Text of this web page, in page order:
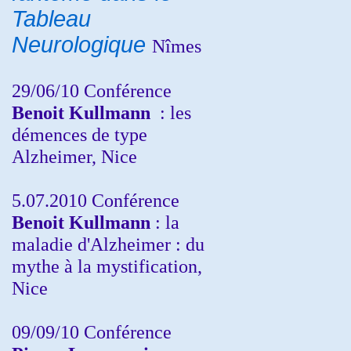
Tableau
Neurologique Nîmes
29/06/10 Conférence
Benoit Kullmann : les
démences de type
Alzheimer, Nice
5.07.2010 Conférence
Benoit Kullmann : la
maladie d'Alzheimer : du
mythe à la mystification,
Nice
09/09/10 Conférence